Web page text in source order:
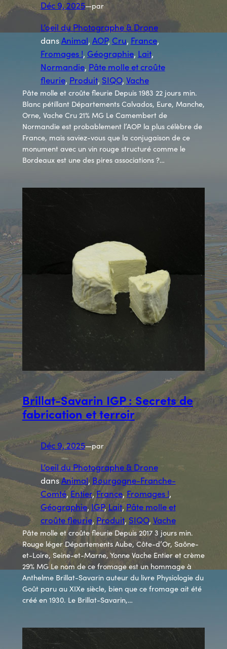
Déc 9, 2025—par
L’oeil du Photographe & Drone
dansAnimal, AOP, Cru, France
Fromages !, Géographie, Lait
Normandie, Pâte molle et croûte
fleurie, Produit, SIQO, Vache
Pâte molle et croûte fleurie Depuis 1983 22 jours min.
Blanc pétillant Départements Calvados, Eure, Manche,
Orne, Vache Cru 21% MG Le Camembert de
Normandie est probablement l’AOP la plus célèbre de
France, mais saviez-vous que la conjugaison de ce
monument avec un vin rouge structuré comme le
Bordeaux est une des pires associations ?…
Brillat-Savarin IGP : Secrets de
fabrication et terroir
Déc 9, 2025—par
L’oeil du Photographe & Drone
dansAnimal, Bourgogne-Franche-
Comté, Entier, France, Fromages !
Géographie, IGP, Lait, Pâte molle et
croûte fleurie, Produit, SIQO, Vache
Pâte molle et croûte fleurie Depuis 2017 3 jours min.
Rouge léger Départements Aube, Côte-d’Or, Saône-
et-Loire, Seine-et-Marne, Yonne Vache Entier et crème
29% MG Le nom de ce fromage est un hommage à
Anthelme Brillat-Savarin auteur du livre Physiologie du
Goût paru au XIXe siècle, bien que ce fromage ait été
créé en 1930. Le Brillat-Savarin,…